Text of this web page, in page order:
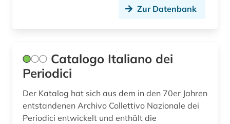
fid nordeuropa (1)
film (1)
filmarchiv (2)
finanzberichte (1)
Zur Datenbank
Catalogo Italiano dei
Periodici
Der Katalog hat sich aus dem in den 70er Jahren
entstandenen Archivo Collettivo Nazionale dei
Periodici entwickelt und enthält die